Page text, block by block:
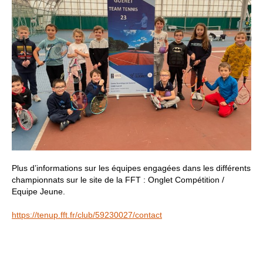
Plus d’informations sur les équipes engagées dans les différents
championnats sur le site de la FFT : Onglet Compétition /
Equipe Jeune.
https://tenup.fft.fr/club/59230027/contact